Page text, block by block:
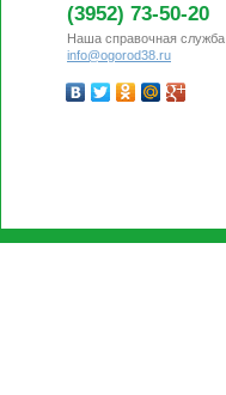
(3952) 73-50-20
Наша справочная служба
info@ogorod38.ru